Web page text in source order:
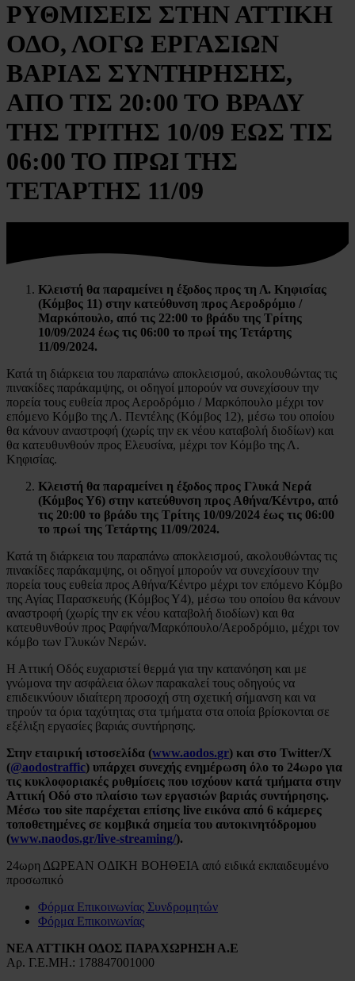
ΡΥΘΜΙΣΕΙΣ ΣΤΗΝ ΑΤΤΙΚΗ
ΟΔΟ, ΛΟΓΩ ΕΡΓΑΣΙΩΝ
ΒΑΡΙΑΣ ΣΥΝΤΗΡΗΣΗΣ,
ΑΠΟ ΤΙΣ 20:00 ΤΟ ΒΡΑΔΥ
ΤΗΣ ΤΡΙΤΗΣ 10/09 ΕΩΣ ΤΙΣ
06:00 ΤΟ ΠΡΩΙ ΤΗΣ
ΤΕΤΑΡΤΗΣ 11/09
Κλειστή θα παραμείνει η έξοδος προς τη Λ. Κηφισίας
(Κόμβος 11) στην κατεύθυνση προς Αεροδρόμιο /
Μαρκόπουλο, από τις 22:00 το βράδυ της Τρίτης
10/09/2024 έως τις 06:00 το πρωί της Τετάρτης
11/09/2024.
Κατά τη διάρκεια του παραπάνω αποκλεισμού, ακολουθώντας τις
πινακίδες παράκαμψης, οι οδηγοί μπορούν να συνεχίσουν την
πορεία τους ευθεία προς Αεροδρόμιο / Μαρκόπουλο μέχρι τον
επόμενο Κόμβο της Λ. Πεντέλης (Κόμβος 12), μέσω του οποίου
θα κάνουν αναστροφή (χωρίς την εκ νέου καταβολή διοδίων) και
θα κατευθυνθούν προς Ελευσίνα, μέχρι τον Κόμβο της Λ.
Κηφισίας.
Κλειστή θα παραμείνει η έξοδος προς Γλυκά Νερά
(Κόμβος Υ6) στην κατεύθυνση προς Αθήνα/Κέντρο, από
τις 20:00 το βράδυ της Τρίτης 10/09/2024 έως τις 06:00
το πρωί της Τετάρτης 11/09/2024.
Κατά τη διάρκεια του παραπάνω αποκλεισμού, ακολουθώντας τις
πινακίδες παράκαμψης, οι οδηγοί μπορούν να συνεχίσουν την
πορεία τους ευθεία προς Αθήνα/Κέντρο μέχρι τον επόμενο Κόμβο
της Αγίας Παρασκευής (Κόμβος Υ4), μέσω του οποίου θα κάνουν
αναστροφή (χωρίς την εκ νέου καταβολή διοδίων) και θα
κατευθυνθούν προς Ραφήνα/Μαρκόπουλο/Αεροδρόμιο, μέχρι τον
κόμβο των Γλυκών Νερών.
Η Αττική Οδός ευχαριστεί θερμά για την κατανόηση και με
γνώμονα την ασφάλεια όλων παρακαλεί τους οδηγούς να
επιδεικνύουν ιδιαίτερη προσοχή στη σχετική σήμανση και να
τηρούν τα όρια ταχύτητας στα τμήματα στα οποία βρίσκονται σε
εξέλιξη εργασίες βαριάς συντήρησης.
Στην εταιρική ιστοσελίδα (www.aodos.gr) και στο Twitter/X
(@aodostraffic) υπάρχει συνεχής ενημέρωση όλο το 24ωρο για
τις κυκλοφοριακές ρυθμίσεις που ισχύουν κατά τμήματα στην
Αττική Οδό στο πλαίσιο των εργασιών βαριάς συντήρησης.
Μέσω του site παρέχεται επίσης live εικόνα από 6 κάμερες
τοποθετημένες σε κομβικά σημεία του αυτοκινητόδρομου
(www.naodos.gr/live-streaming/).
24ωρη ΔΩΡΕΑΝ ΟΔΙΚΗ ΒΟΗΘΕΙΑ από ειδικά εκπαιδευμένο
προσωπικό
Φόρμα Επικοινωνίας Συνδρομητών
Φόρμα Επικοινωνίας
ΝΕΑ ΑΤΤΙΚΗ ΟΔΟΣ ΠΑΡΑΧΩΡΗΣΗ Α.Ε
Αρ. Γ.Ε.ΜΗ.: 178847001000